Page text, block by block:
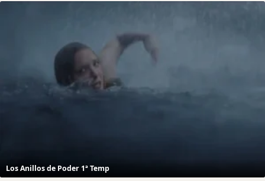
Los Anillos de Poder 1ª Temp